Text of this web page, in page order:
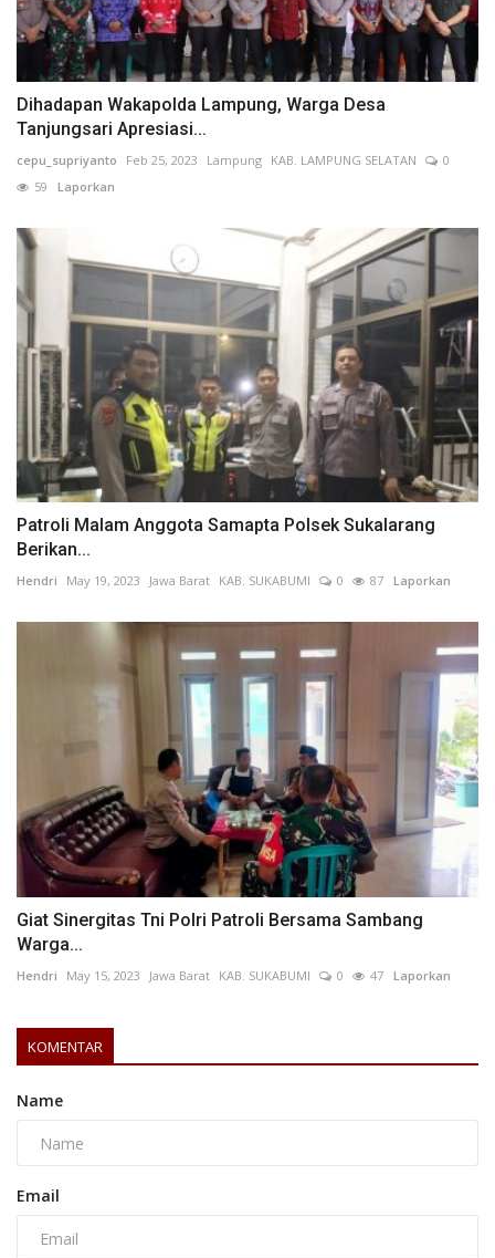
Dihadapan Wakapolda Lampung, Warga Desa
Tanjungsari Apresiasi...
cepu_supriyanto Feb 25, 2023 Lampung KAB. LAMPUNG SELATAN
0
59 Laporkan
Patroli Malam Anggota Samapta Polsek Sukalarang
Berikan...
Hendri May 19, 2023 Jawa Barat KAB. SUKABUMI 0 87 Laporkan
Giat Sinergitas Tni Polri Patroli Bersama Sambang
Warga...
Hendri May 15, 2023 Jawa Barat KAB. SUKABUMI 0 47 Laporkan
KOMENTAR
Name
Email